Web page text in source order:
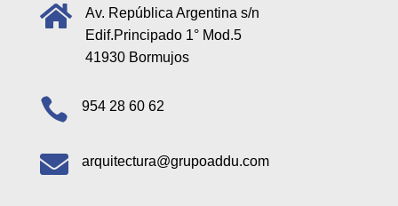

Av. República Argentina s/n
Edif.Principado 1° Mod.5
41930 Bormujos
 954 28 60 62
 arquitectura@grupoaddu.com